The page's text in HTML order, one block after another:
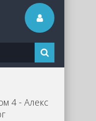
4 - Алекс